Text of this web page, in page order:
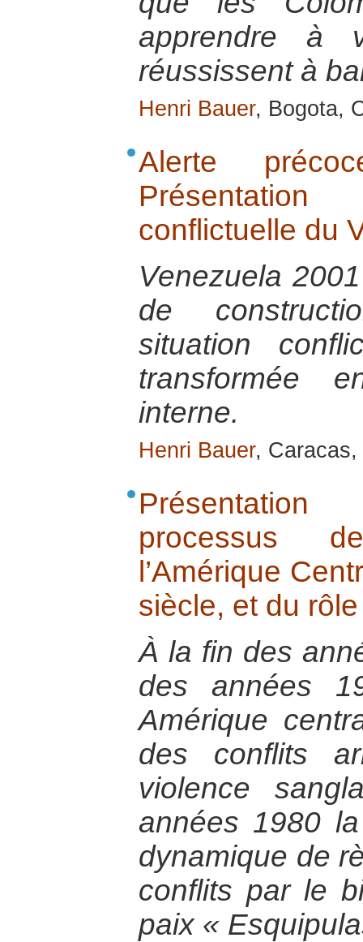
apprendre à
réussissent à
Henri Bauer, Bogota,
Alerte
conflictuelle du
Venezuela
de
situation
transformée
interne.
Henri Bauer, Caracas,
processus
l’Amérique
siècle, et du
À la fin des
des années
Amérique
des conflits
violence
années 1980
dynamique de
conflits par le
paix «